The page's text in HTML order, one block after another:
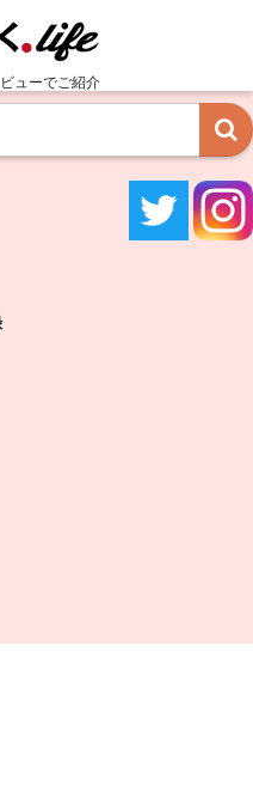
ューでご紹介